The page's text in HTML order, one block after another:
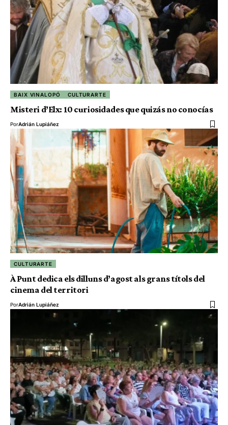
BAIX VINALOPÓ CULTURARTE
Misteri d’Elx: 10 curiosidades que quizás no conocías
PorAdrián Lupiáñez
CULTURARTE
À Punt dedica els dilluns d’agost als grans títols del
cinema del territori
PorAdrián Lupiáñez